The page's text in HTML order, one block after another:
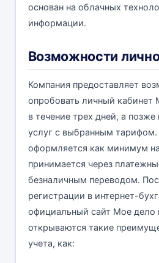
основан на облачных
информации.
Возможности
Компания предоставляет
опробовать личный кабинет
в течение трех дней, а
услуг с выбранным тарифом.
оформляется как минимум
принимается через
безналичным переводом.
регистрации в интернет-
официальный сайт Мое дело
открываются такие
учета, как: